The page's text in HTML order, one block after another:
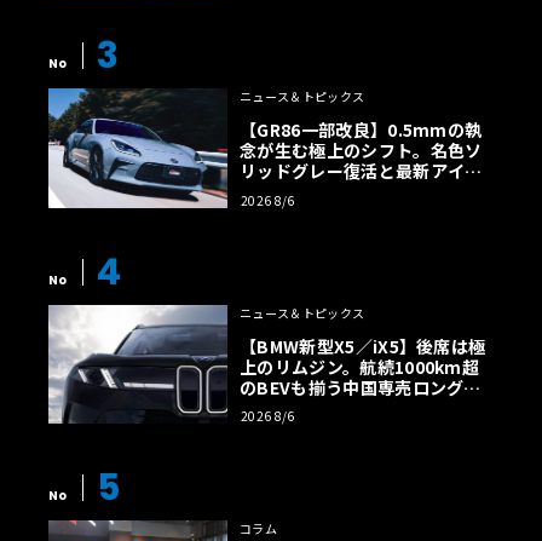
No 3
ニュース＆トピックス
【GR86一部改良】0.5mmの執
念が生む極上のシフト。名色ソ
リッドグレー復活と最新アイサ
イトでFRの極みへ
2026 8/6
No 4
ニュース＆トピックス
【BMW新型X5／iX5】後席は極
上のリムジン。航続1000km超
のBEVも揃う中国専売ロング仕
様の全貌
2026 8/6
No 5
コラム